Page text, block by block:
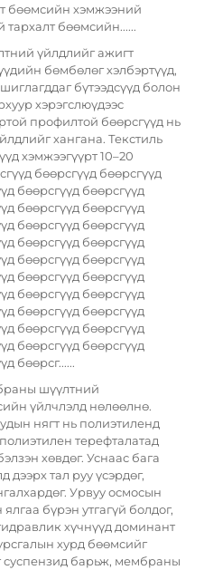
бөөмсийн хэмжээний
бөөмсийн......
үйлдлийг ажигт
бөмбөлөг хэлбэртүүд,
бүтээдсүүд болон
хэрэгслюүдээс
профилтой бөөрсгүүд нь
хангана. Текстиль
хэмжээгүүрт 10–20
бөөрсгүүд бөөрсгүүд
бөөрсгүүд бөөрсгүүд
бөөрсгүүд бөөрсгүүд
бөөрсгүүд бөөрсгүүд
бөөрсгүүд бөөрсгүүд
бөөрсгүүд бөөрсгүүд
бөөрсгүүд бөөрсгүүд
бөөрсгүүд бөөрсгүүд
бөөрсгүүд бөөрсгүүд
бөөрсгүүд бөөрсгүүд
бөөрсгүүд бөөрсгүүд
бөөрсг......
шүүлтний
үйлчлэлд нөлөөлнө.
нягт нь полиэтиленд
терефталатад
хөвдөг. Уснаас бага
дээрх тал руу үсэрдөг,
Урвуу осмосын
бүрэн утгагүй болдог,
хүчнүүд доминант
хурд бөөмсийг
суспензид барьж, мембраны